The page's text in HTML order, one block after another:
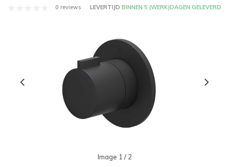
0 reviews LEVERTIJD BINNEN 5 (WERK)DAGEN GELEVERD
Image 1 / 2